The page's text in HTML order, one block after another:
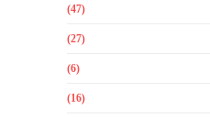
(47)
(27)
(6)
(16)